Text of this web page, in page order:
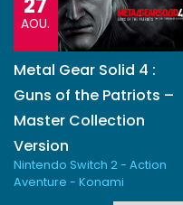
AOU.
Metal Gear Solid 4 :
Guns of the Patriots –
Master Collection
Version
Nintendo Switch 2 - Action
Aventure - Konami